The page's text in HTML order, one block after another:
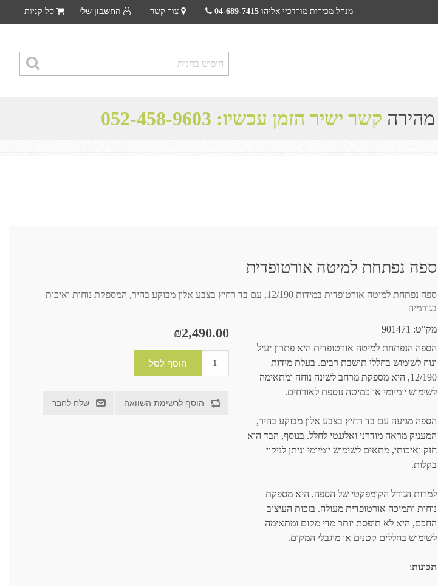
מנהל מכירות מורדכיי אליהו 04-689-7415 צור קשר החשבון שלי סל קניות
קשר ישיר הזמן עכשיו: 052-458-9603
ספה נפתחת למיטה אורטופדית
ספה נפתחת למיטה אורטופדית במידות 12/190, עם בד רחיץ בצבע אלון מבוקע בהיר, המספקת נוחות ואיכות
בגורמיה
מק"ט: 901471
הספה הנפתחת למיטה אורטופדית היא פתרון יעיל
ונוח לשימוש בחללי תושבת רבים. בעלת מידות
12/190, היא מספקת מרחב לשינה נוחה ומתאימה
לשימוש יומיומי או כמיטה נוספת לאורחים.
הספה מגיעה עם בד רחיץ בצבע אלון מבוקע בהיר,
המעניק מראה מודרני ואלגנטי לחלל. בנוסף, הבד הוא
חזק ואיכותי, מתאים לשימוש יומיומי וניתן לניקוי
בקלות.
למרות הגודל הקומפקטי של הספה, היא מספקת
נוחות ותמיכה אורטופדית מעולה. בזכות העיצוב
החכם, היא לא תופסת יותר מדי מקום ומתאימה
לשימוש בחללים קטנים או מוגבלי המקום.
תכונות:
₪2,490.00